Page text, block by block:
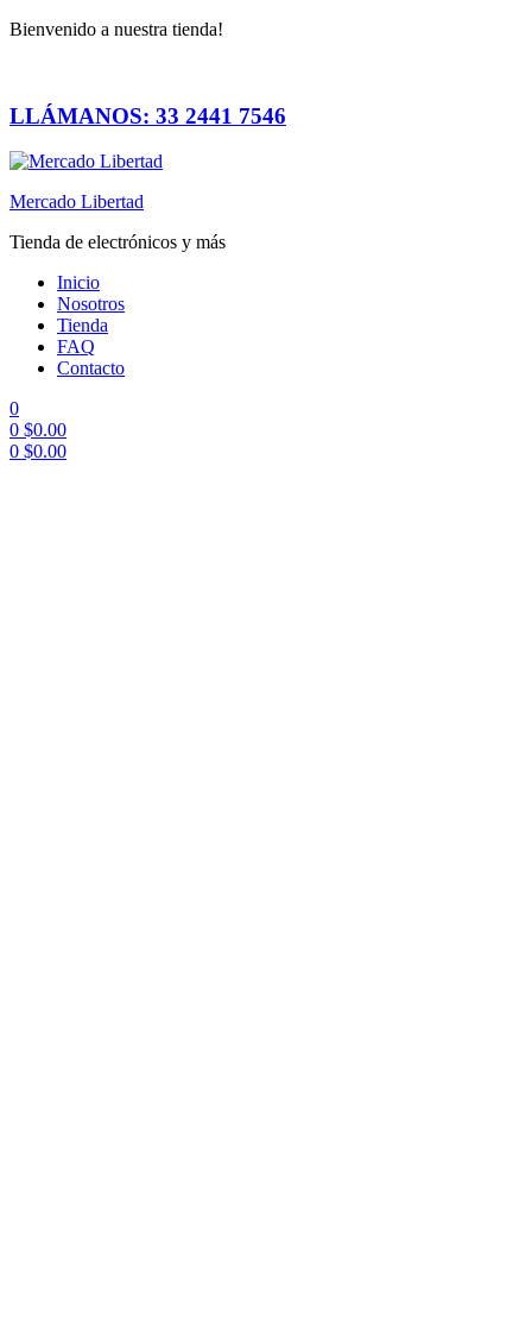
Bienvenido a nuestra tienda!
LLÁMANOS: 33 2441 7546
Mercado Libertad
Tienda de electrónicos y más
Inicio
Nosotros
Tienda
FAQ
Contacto
0
0 $0.00
0 $0.00